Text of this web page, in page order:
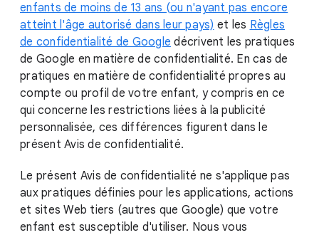
enfants de moins de 13 ans (ou n'ayant pas encore
atteint l'âge autorisé dans leur pays) et les Règles
de confidentialité de Google décrivent les pratiques
de Google en matière de confidentialité. En cas de
pratiques en matière de confidentialité propres au
compte ou profil de votre enfant, y compris en ce
qui concerne les restrictions liées à la publicité
personnalisée, ces différences figurent dans le
présent Avis de confidentialité.
Le présent Avis de confidentialité ne s'applique pas
aux pratiques définies pour les applications, actions
et sites Web tiers (autres que Google) que votre
enfant est susceptible d'utiliser. Nous vous